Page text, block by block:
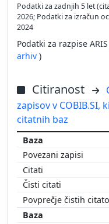
Podatki za zadnjih 5 let
2026; Podatki za izračun
2024
Podatki za razpise
arhiv )
Citiranost
zapisov v COBIB.SI,
citatnih baz